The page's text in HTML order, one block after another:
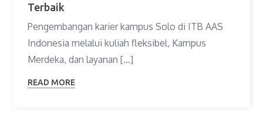
Terbaik
Pengembangan karier kampus Solo di ITB AAS
Indonesia melalui kuliah fleksibel, Kampus
Merdeka, dan layanan […]
READ MORE